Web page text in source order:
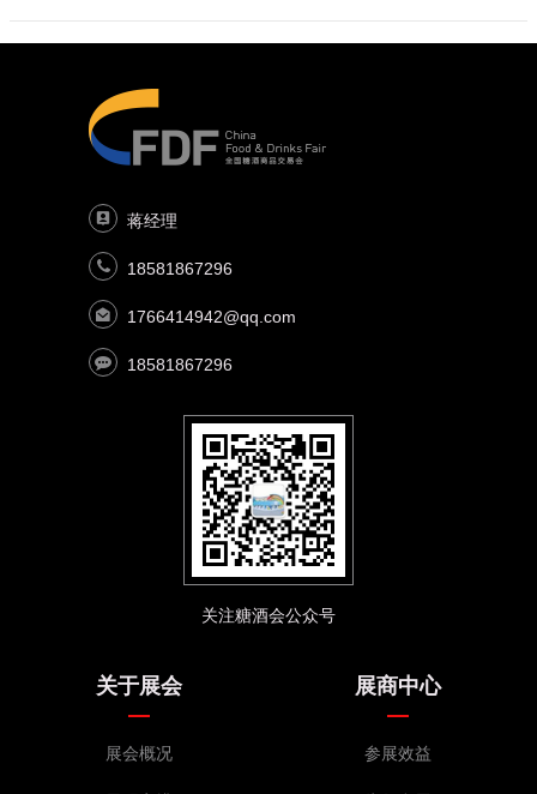
蒋经理
18581867296
1766414942@qq.com
18581867296
关注糖酒会公众号
关于展会
展会概况
展商中心
参展效益